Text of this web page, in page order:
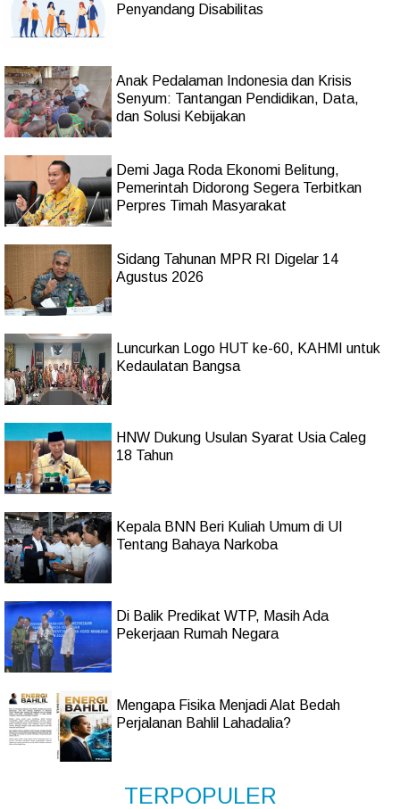
Penyandang Disabilitas
Anak Pedalaman Indonesia dan Krisis
Senyum: Tantangan Pendidikan, Data,
dan Solusi Kebijakan
Demi Jaga Roda Ekonomi Belitung,
Pemerintah Didorong Segera Terbitkan
Perpres Timah Masyarakat
Sidang Tahunan MPR RI Digelar 14
Agustus 2026
Luncurkan Logo HUT ke-60, KAHMI untuk
Kedaulatan Bangsa
HNW Dukung Usulan Syarat Usia Caleg
18 Tahun
Kepala BNN Beri Kuliah Umum di UI
Tentang Bahaya Narkoba
Di Balik Predikat WTP, Masih Ada
Pekerjaan Rumah Negara
Mengapa Fisika Menjadi Alat Bedah
Perjalanan Bahlil Lahadalia?
TERPOPULER